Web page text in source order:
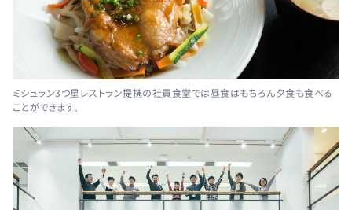
ミシュラン3つ星レストラン提携の社員食堂では昼食はもちろん夕食も食べる
ことができます。